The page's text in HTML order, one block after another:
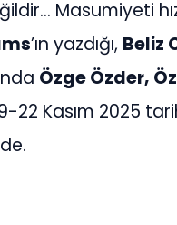
Masumiyeti
’ın yazdığı, Beliz
Özge Özder,
22 Kasım 2025